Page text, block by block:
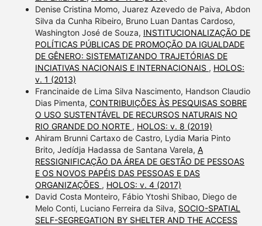
Denise Cristina Momo, Juarez Azevedo de Paiva, Abdon
Silva da Cunha Ribeiro, Bruno Luan Dantas Cardoso,
Washington José de Souza, INSTITUCIONALIZAÇÃO DE
POLÍTICAS PÚBLICAS DE PROMOÇÃO DA IGUALDADE
DE GÊNERO: SISTEMATIZANDO TRAJETÓRIAS DE
INCIATIVAS NACIONAIS E INTERNACIONAIS , HOLOS:
v. 1 (2013)
Francinaide de Lima Silva Nascimento, Handson Claudio
Dias Pimenta, CONTRIBUIÇÕES ÀS PESQUISAS SOBRE
O USO SUSTENTÁVEL DE RECURSOS NATURAIS NO
RIO GRANDE DO NORTE , HOLOS: v. 8 (2019)
Ahiram Brunni Cartaxo de Castro, Lydia Maria Pinto
Brito, Jedídja Hadassa de Santana Varela, A
RESSIGNIFICAÇÃO DA ÁREA DE GESTÃO DE PESSOAS
E OS NOVOS PAPÉIS DAS PESSOAS E DAS
ORGANIZAÇÕES , HOLOS: v. 4 (2017)
David Costa Monteiro, Fábio Ytoshi Shibao, Diego de
Melo Conti, Luciano Ferreira da Silva, SOCIO-SPATIAL
SELF-SEGREGATION BY SHELTER AND THE ACCESS